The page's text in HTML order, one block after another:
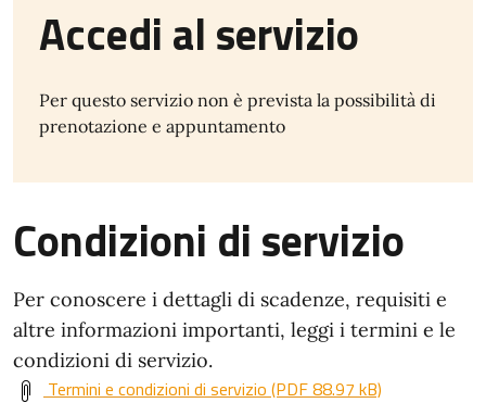
Accedi al servizio
Per questo servizio non è prevista la possibilità di
prenotazione e appuntamento
Condizioni di servizio
Per conoscere i dettagli di scadenze, requisiti e
altre informazioni importanti, leggi i termini e le
condizioni di servizio.
Termini e condizioni di servizio (PDF 88.97 kB)